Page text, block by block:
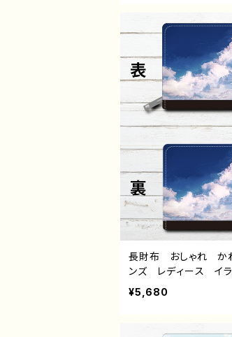
トル：「旅人を導く星
長財布 おしゃれ か
ンズ レディース イ
女の子 かわいい お
校生 セーラー服 プ
色 美しい ノスタル
¥5,680